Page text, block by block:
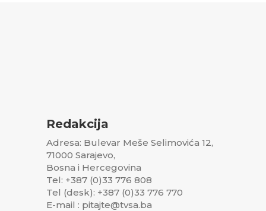
Redakcija
Adresa: Bulevar Meše Selimovića 12,
71000 Sarajevo,
Bosna i Hercegovina
Tel: +387 (0)33 776 808
Tel (desk): +387 (0)33 776 770
E-mail : pitajte@tvsa.ba